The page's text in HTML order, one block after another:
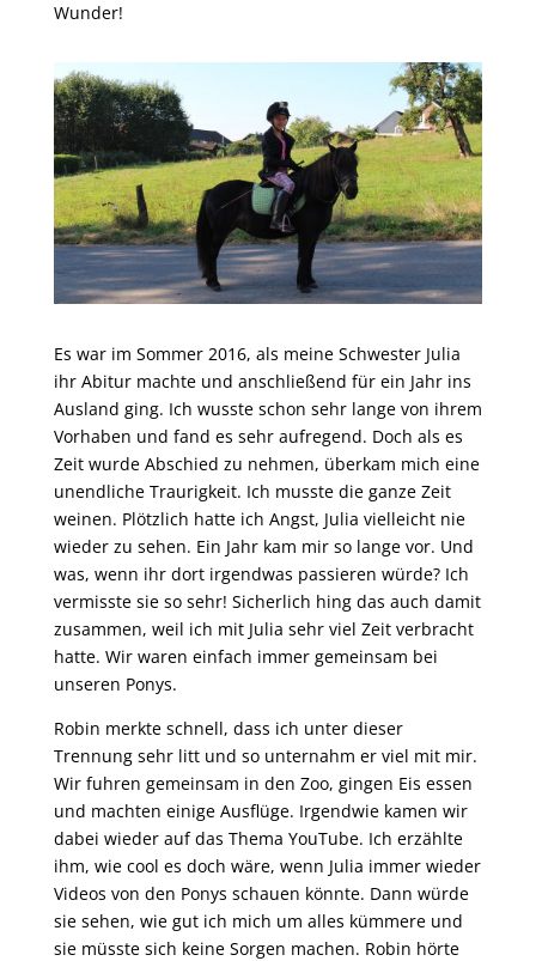
Wunder!
Es war im Sommer 2016, als meine Schwester Julia
ihr Abitur machte und anschließend für ein Jahr ins
Ausland ging. Ich wusste schon sehr lange von ihrem
Vorhaben und fand es sehr aufregend. Doch als es
Zeit wurde Abschied zu nehmen, überkam mich eine
unendliche Traurigkeit. Ich musste die ganze Zeit
weinen. Plötzlich hatte ich Angst, Julia vielleicht nie
wieder zu sehen. Ein Jahr kam mir so lange vor. Und
was, wenn ihr dort irgendwas passieren würde? Ich
vermisste sie so sehr! Sicherlich hing das auch damit
zusammen, weil ich mit Julia sehr viel Zeit verbracht
hatte. Wir waren einfach immer gemeinsam bei
unseren Ponys.
Robin merkte schnell, dass ich unter dieser
Trennung sehr litt und so unternahm er viel mit mir.
Wir fuhren gemeinsam in den Zoo, gingen Eis essen
und machten einige Ausflüge. Irgendwie kamen wir
dabei wieder auf das Thema YouTube. Ich erzählte
ihm, wie cool es doch wäre, wenn Julia immer wieder
Videos von den Ponys schauen könnte. Dann würde
sie sehen, wie gut ich mich um alles kümmere und
sie müsste sich keine Sorgen machen. Robin hörte